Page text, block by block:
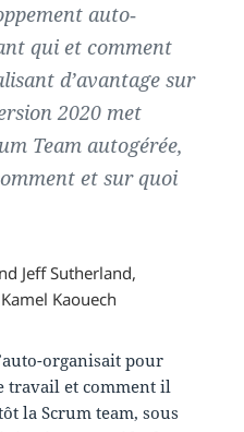
auto‐
qui et comment
d’avantage sur
2020 met
Team autogérée,
et sur quoi
Jeff Sutherland,
Kaouech
organisait pour
et comment il
la Scrum team, sous